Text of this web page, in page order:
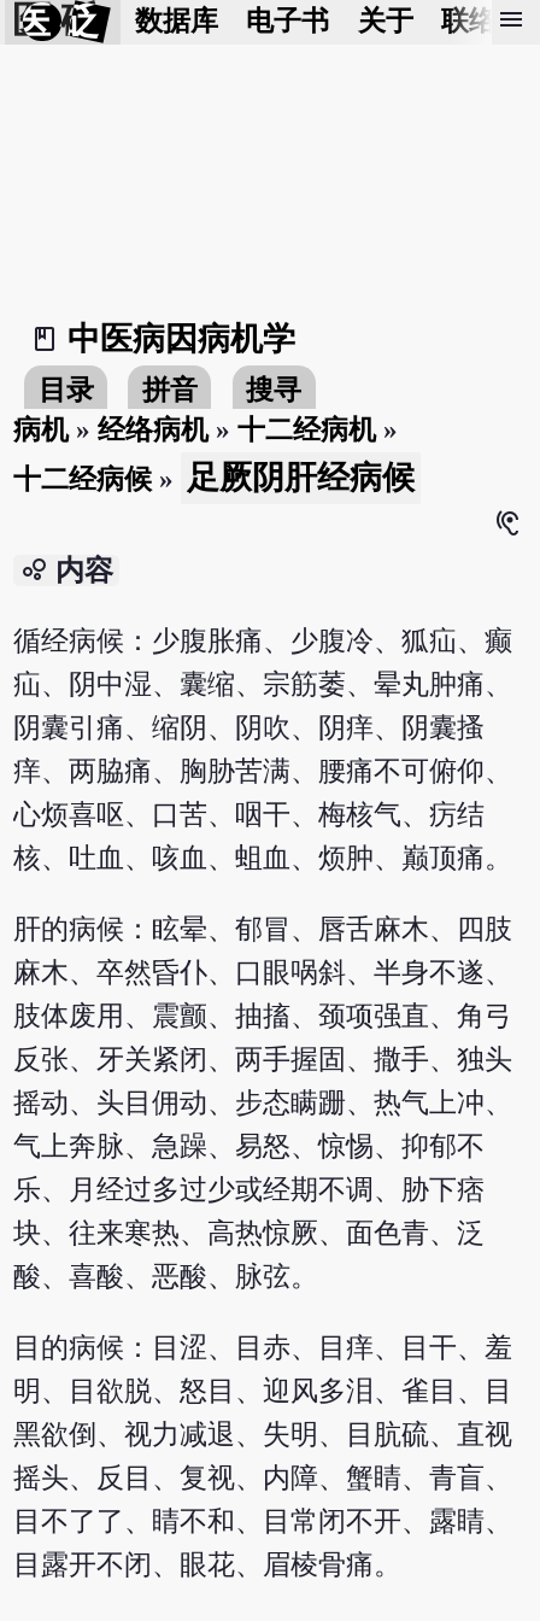
医 砭 数据库 电子书 关于 联络我
menu
book_2
中医病因病机学
目录 拼音
搜寻
病机»经络病机»十二经病机»
十二经病候 » 足厥阴肝经病候
hearing
bubble_chart 内容
循经病候：少腹胀痛、少腹冷、狐疝、癫
疝、阴中湿、囊缩、宗筋萎、晕丸肿痛、
阴囊引痛、缩阴、阴吹、阴痒、阴囊搔
痒、两脇痛、胸胁苦满、腰痛不可俯仰、
心烦喜呕、口苦、咽干、梅核气、疠结
核、吐血、咳血、蛆血、烦肿、巅顶痛。
肝的病候：眩晕、郁冒、唇舌麻木、四肢
麻木、卒然昏仆、口眼㖞斜、半身不遂、
肢体废用、震颤、抽搐、颈项强直、角弓
反张、牙关紧闭、两手握固、撒手、独头
摇动、头目佣动、步态瞒跚、热气上冲、
气上奔脉、急躁、易怒、惊惕、抑郁不
乐、月经过多过少或经期不调、胁下痞
块、往来寒热、高热惊厥、面色青、泛
酸、喜酸、恶酸、脉弦。
目的病候：目涩、目赤、目痒、目干、羞
明、目欲脱、怒目、迎风多泪、雀目、目
黑欲倒、视力减退、失明、目肮硫、直视
摇头、反目、复视、内障、蟹睛、青盲、
目不了了、睛不和、目常闭不开、露睛、
目露开不闭、眼花、眉棱骨痛。